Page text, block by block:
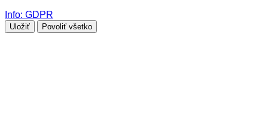
Info: GDPR
Uložiť Povoliť všetko